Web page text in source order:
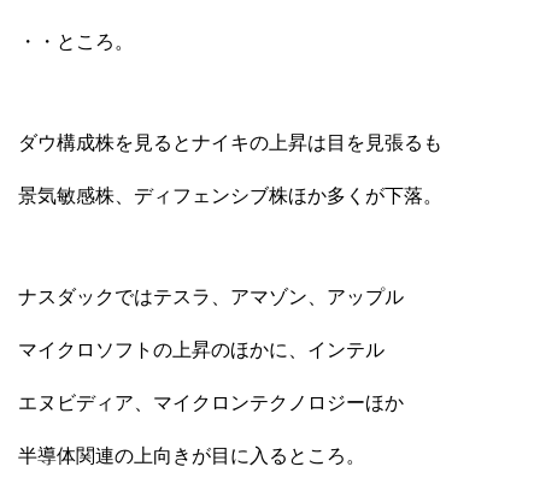
・・ところ。
ダウ構成株を見るとナイキの上昇は目を見張るも
景気敏感株、ディフェンシブ株ほか多くが下落。
ナスダックではテスラ、アマゾン、アップル
マイクロソフトの上昇のほかに、インテル
エヌビディア、マイクロンテクノロジーほか
半導体関連の上向きが目に入るところ。